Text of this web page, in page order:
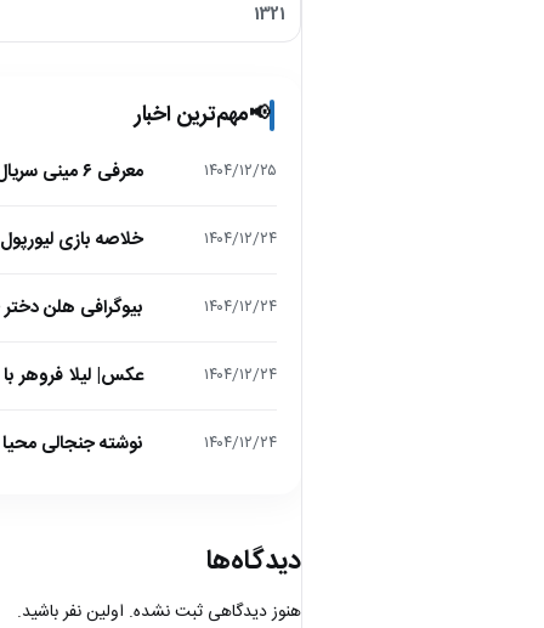
1321
📢مهم‌ترین اخبار
۱۴۰۴/۱۲/۲۵ معرفی ۶ مینی سریال ۲۰۲۵ که نباید از دست بدهید!
۱۴۰۴/۱۲/۲۴ خلاصه بازی لیورپول 1 – تاتنهام 1 (لیگ برتر
۱۴۰۴/۱۲/۲۴ بیوگرافی هلن
۱۴۰۴/۱۲/۲۴ عکس| لیلا فروهر
۱۴۰۴/۱۲/۲۴ نوشته جنجالی
دیدگاه‌ها
هنوز دیدگاهی ثبت نشده. اولین نفر باشید.